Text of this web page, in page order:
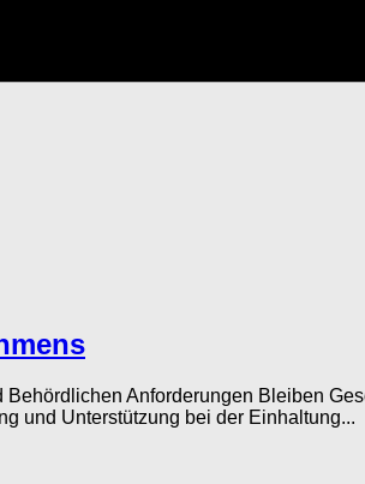
Anforderungen Bleiben
und Unterstützung bei der Einhaltung...